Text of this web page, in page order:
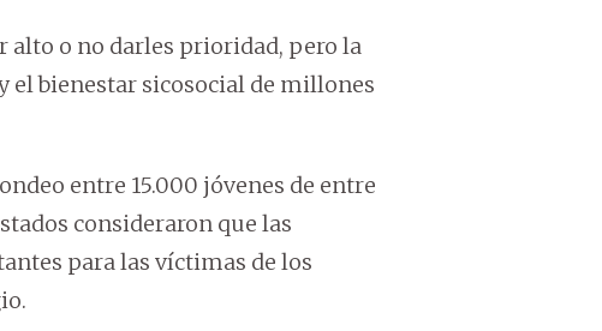
alto o no darles prioridad, pero la
el bienestar sicosocial de millones
entre 15.000 jóvenes de entre
consideraron que las
para las víctimas de los